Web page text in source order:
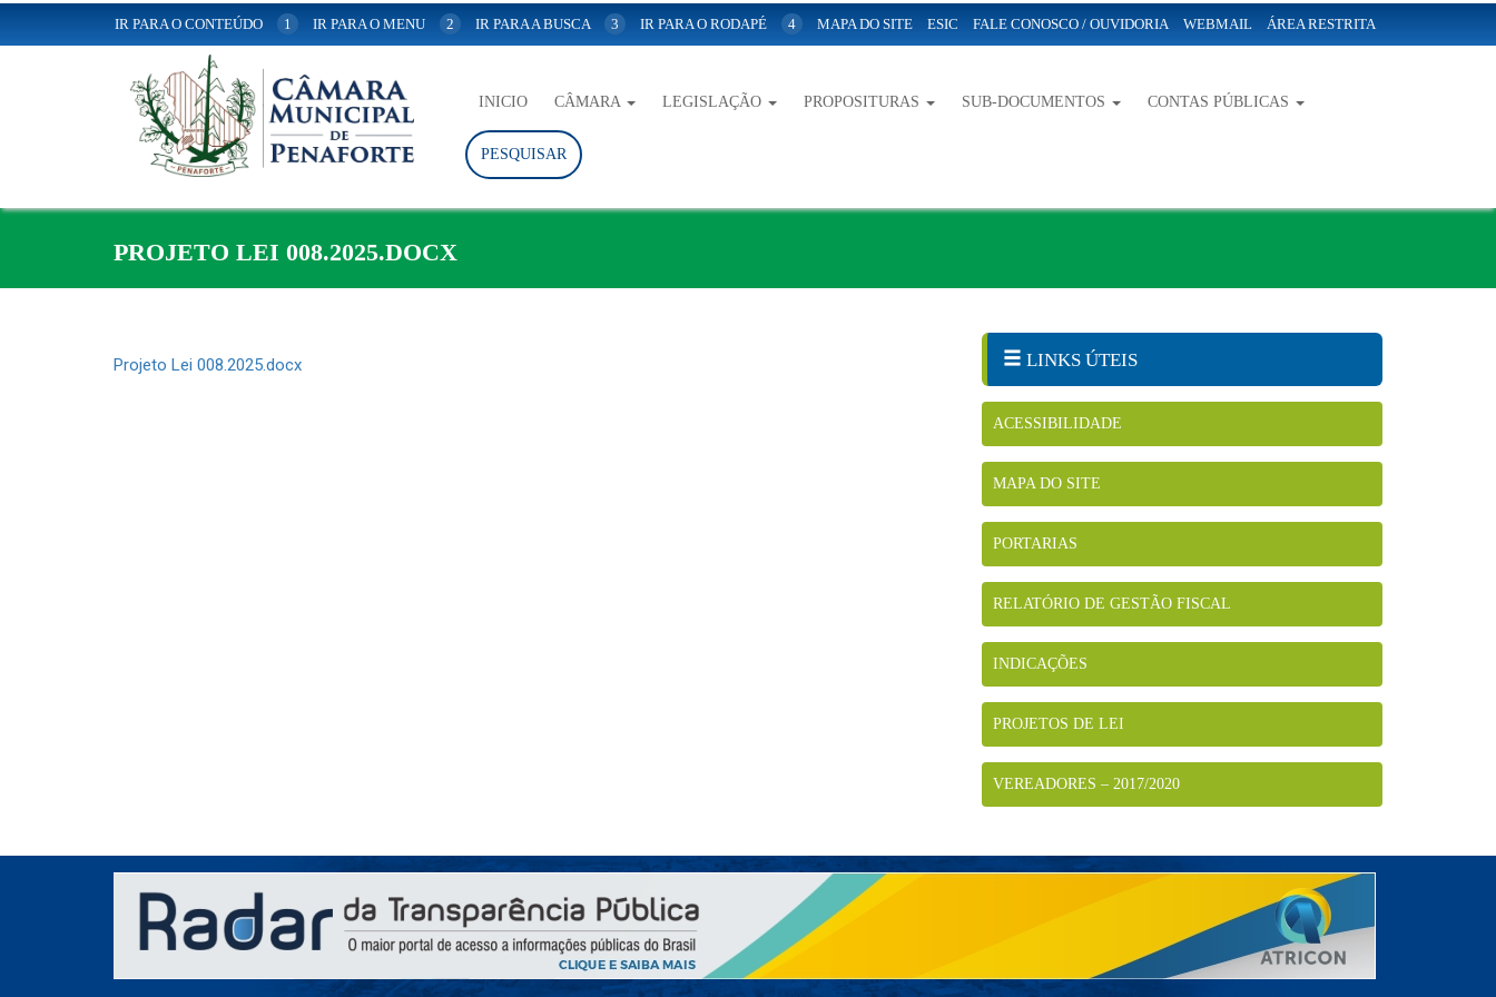
IR PARA O CONTEÚDO 1 IR PARA O MENU 2 IR PARA A BUSCA 3 IR PARA O RODAPÉ 4 MAPA DO SITE ESIC FALE CONOSCO / OUVIDORIA WEBMAIL ÁREA RESTRITA
INICIO CÂMARA LEGISLAÇÃO PROPOSITURAS SUB-DOCUMENTOS CONTAS PÚBLICAS
PESQUISAR
PROJETO LEI 008.2025.DOCX
Projeto Lei 008.2025.docx LINKS ÚTEIS
ACESSIBILIDADE
MAPA DO SITE
PORTARIAS
RELATÓRIO DE GESTÃO FISCAL
INDICAÇÕES
PROJETOS DE LEI
VEREADORES – 2017/2020